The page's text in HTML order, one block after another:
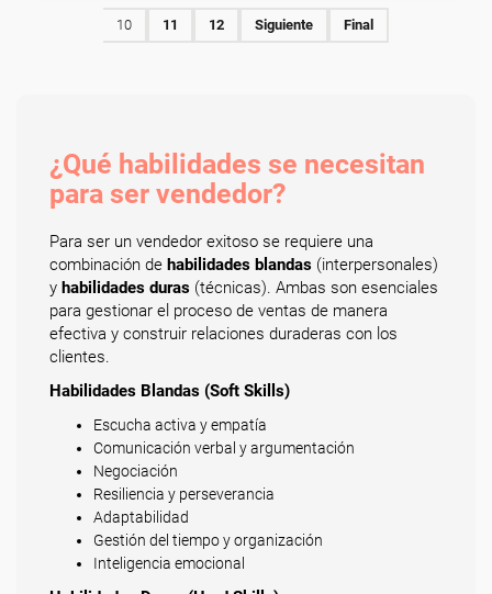
10 11 12 Siguiente Final
¿Qué habilidades se necesitan
para ser vendedor?
Para ser un vendedor exitoso se requiere una
combinación de habilidades blandas (interpersonales)
y habilidades duras (técnicas). Ambas son esenciales
para gestionar el proceso de ventas de manera
efectiva y construir relaciones duraderas con los
clientes.
Habilidades Blandas (Soft Skills)
Escucha activa y empatía
Comunicación verbal y argumentación
Negociación
Resiliencia y perseverancia
Adaptabilidad
Gestión del tiempo y organización
Inteligencia emocional